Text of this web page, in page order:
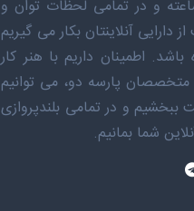
است. به صورت ۲۴ ساعته و در تمامی لحظات توان و
آنلاینتان بکار می گیریم
اطمینان داریم با هنر کار
پارسه دو، می توانیم
ببخشیم و در تمامی بلندپروازی
شما بمانیم.